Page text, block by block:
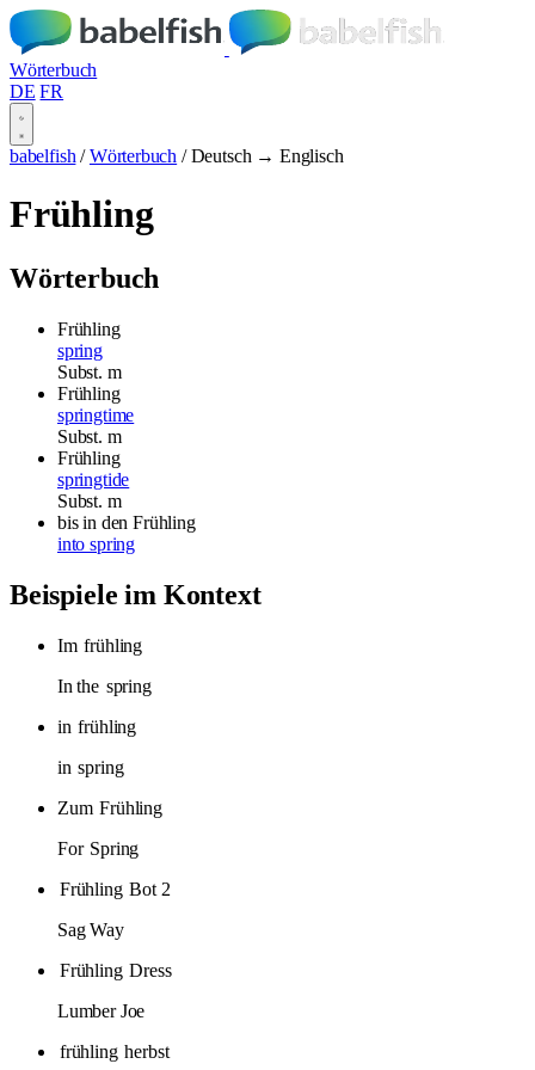
Wörterbuch
DE FR
babelfish / Wörterbuch / Deutsch → Englisch
Frühling
Wörterbuch
Frühling
spring
Subst. m
Frühling
springtime
Subst. m
Frühling
springtide
Subst. m
bis in den Frühling
into spring
Beispiele im Kontext
Im frühling
In the spring
in frühling
in spring
Zum Frühling
For Spring
Frühling Bot 2
Sag Way
Frühling Dress
Lumber Joe
frühling herbst